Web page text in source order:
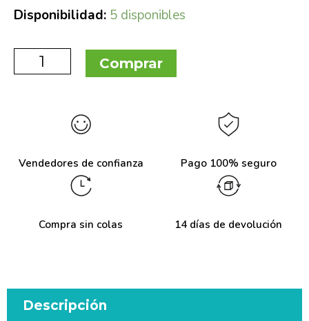
Disponibilidad: 5 disponibles
Comprar
Vendedores de confianza Pago 100% seguro
Compra sin colas 14 días de devolución
Descripción